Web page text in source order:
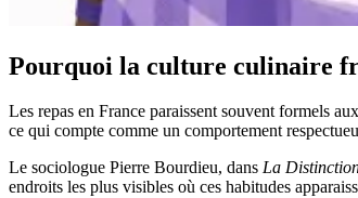
Pourquoi la culture culinaire
Les repas en France paraissent souvent formels
ce qui compte comme un comportement
Le sociologue Pierre Bourdieu, dans La
endroits les plus visibles où ces habitudes